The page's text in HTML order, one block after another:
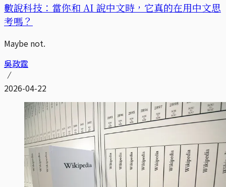
數說科技：當你和 AI 說中文時，它真的在用中文思
考嗎？
Maybe not.
吳政霆
2026-04-22